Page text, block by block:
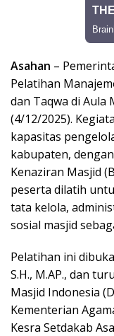
Asahan –
Pelatihan
dan Taqwa di Aula
(4/12/2025).
kapasitas
kabupaten,
Kenaziran Masjid
peserta dilatih
tata kelola,
sosial masjid
Pelatihan ini
S.H., M.AP., dan
Masjid Indonesia
Kementerian
Kesra Setdakab